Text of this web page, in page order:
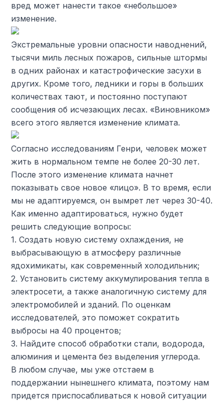
вред может нанести такое «небольшое»
изменение.
Экстремальные уровни опасности наводнений,
тысячи миль лесных пожаров, сильные штормы
в одних районах и катастрофические засухи в
других. Кроме того, ледники и горы в больших
количествах тают, и постоянно поступают
сообщения об исчезающих лесах. «Виновником»
всего этого является изменение климата.
Согласно исследованиям Генри, человек может
жить в нормальном темпе не более 20-30 лет.
После этого изменение климата начнет
показывать свое новое «лицо». В то время, если
мы не адаптируемся, он вымрет лет через 30-40.
Как именно адаптироваться, нужно будет
решить следующие вопросы:
1. Создать новую систему охлаждения, не
выбрасывающую в атмосферу различные
ядохимикаты, как современный холодильник;
2. Установить систему аккумулирования тепла в
электросети, а также аналогичную систему для
электромобилей и зданий. По оценкам
исследователей, это поможет сократить
выбросы на 40 процентов;
3. Найдите способ обработки стали, водорода,
алюминия и цемента без выделения углерода.
В любом случае, мы уже отстаем в
поддержании нынешнего климата, поэтому нам
придется приспосабливаться к новой ситуации